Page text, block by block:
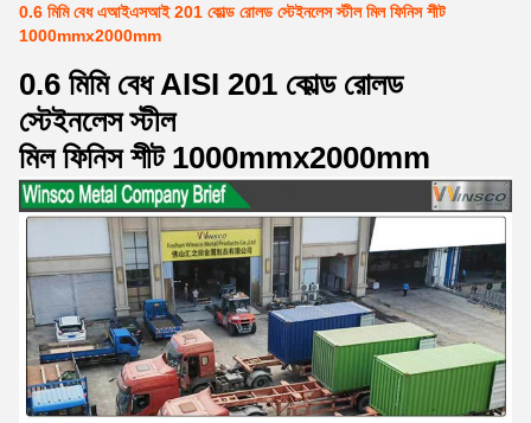
0.6 মিমি বেধ এআইএসআই 201 কোল্ড রোলড স্টেইনলেস স্টীল মিল ফিনিস শীট
1000mmx2000mm
0.6 মিমি বেধ AISI 201 কোল্ড রোলড
স্টেইনলেস স্টীল
মিল ফিনিস শীট 1000mmx2000mm